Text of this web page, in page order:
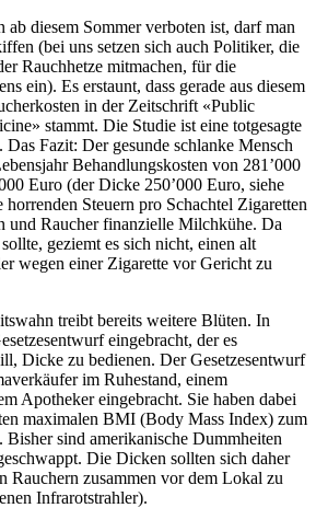
diesem Sommer verboten ist, darf man
(bei uns setzen sich auch Politiker, die
Rauchhetze mitmachen, für die
ein). Es erstaunt, dass gerade aus diesem
in der Zeitschrift «Public
stammt. Die Studie ist eine totgesagte
Fazit: Der gesunde schlanke Mensch
Behandlungskosten von 281’000
Euro (der Dicke 250’000 Euro, siehe
horrenden Steuern pro Schachtel Zigaretten
und Raucher finanzielle Milchkühe. Da
geziemt es sich nicht, einen alt
wegen einer Zigarette vor Gericht zu
treibt bereits weitere Blüten. In
eingebracht, der es
Dicke zu bedienen. Der Gesetzesentwurf
im Ruhestand, einem
Apotheker eingebracht. Sie haben dabei
maximalen BMI (Body Mass Index) zum
Bisher sind amerikanische Dummheiten
Die Dicken sollten sich daher
Rauchern zusammen vor dem Lokal zu
Infrarotstrahler).